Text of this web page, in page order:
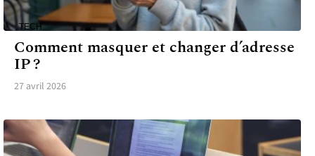
TECH
Comment masquer et changer d’adresse
IP ?
27 avril 2026